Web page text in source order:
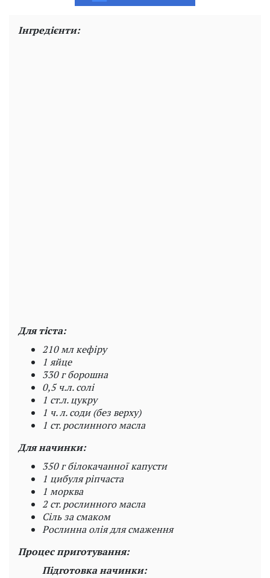
Інгредієнти:
Для тіста:
210 мл кефіру
1 яйце
330 г борошна
0,5 ч.л. солі
1 ст.л. цукру
1 ч. л. соди (без верху)
1 ст. рослинного масла
Для начинки:
350 г білокачанної капусти
1 цибуля ріпчаста
1 морква
2 ст. рослинного масла
Сіль за смаком
Рослинна олія для смаження
Процес приготування:
Підготовка начинки: